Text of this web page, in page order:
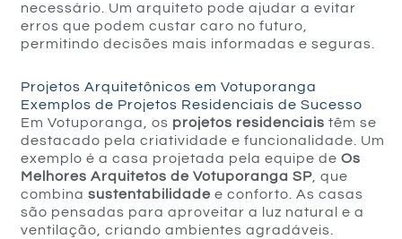
necessário. Um arquiteto pode ajudar a evitar
erros que podem custar caro no futuro,
permitindo decisões mais informadas e seguras.
Projetos Arquitetônicos em Votuporanga
Exemplos de Projetos Residenciais de Sucesso
Em Votuporanga, os projetos residenciais têm se
destacado pela criatividade e funcionalidade. Um
exemplo é a casa projetada pela equipe deOs
Melhores Arquitetos de Votuporanga SP , que
combinasustentabilidade e conforto. As casas
são pensadas para aproveitar a luz natural e a
ventilação, criando ambientes agradáveis.